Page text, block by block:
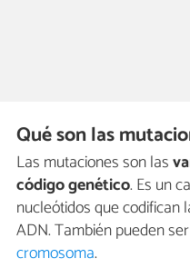
Qué son las
Las mutaciones son las
código genético. Es un
nucleótidos que codifican
ADN. También pueden
cromosoma.